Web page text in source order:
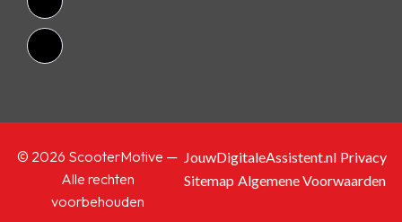
© 2026 ScooterMotive —
Alle rechten
voorbehouden
JouwDigitaleAssistent.nl Privacy
Sitemap Algemene Voorwaarden